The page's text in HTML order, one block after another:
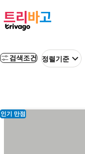
검색조건 정렬기준
인기 만점